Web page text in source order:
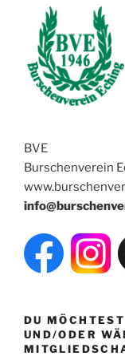
BVE
Burschenverein
DU
UND/ODER